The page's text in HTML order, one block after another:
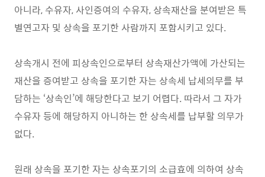
아니라, 수유자, 사인증여의 수유자, 상속재산을 분여받은 특
별연고자 및 상속을 포기한 사람까지 포함시키고 있다.
상속개시 전에 피상속인으로부터 상속재산가액에 가산되는
재산을 증여받고 상속을 포기한 자는 상속세 납세의무를 부
담하는 ‘상속인’에 해당한다고 보기 어렵다. 따라서 그 자가
수유자 등에 해당하지 아니하는 한 상속세를 납부할 의무가
없다.
원래 상속을 포기한 자는 상속포기의 소급효에 의하여 상속